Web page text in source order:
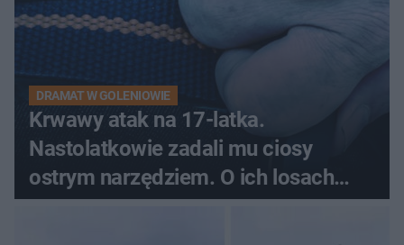
DRAMAT W GOLENIOWIE
Krwawy atak na 17-latka.
Nastolatkowie zadali mu ciosy
ostrym narzędziem. O ich losach
zdecyduje sąd rodzinny